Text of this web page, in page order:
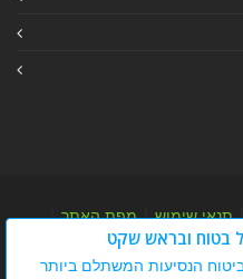
תנאי שימוש|מפת האתר|
אלבום|מפת מאמרי מידע
בטוח ובראש שקט
הנסיעות המשתלם ביותר